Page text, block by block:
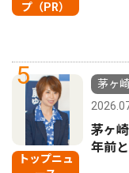
プ（PR）
5
トップニュ
茅ヶ
茅ヶ
年前